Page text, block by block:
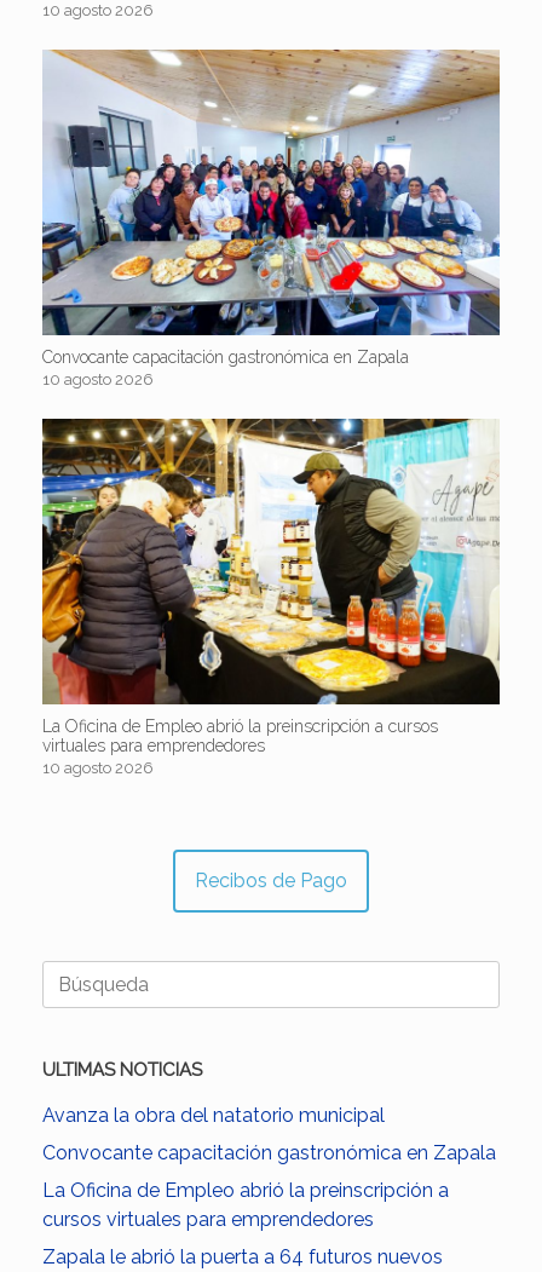
10 agosto 2026
Convocante capacitación gastronómica en Zapala
10 agosto 2026
La Oficina de Empleo abrió la preinscripción a cursos
virtuales para emprendedores
10 agosto 2026
Recibos de Pago
Buscar:
ULTIMAS NOTICIAS
Avanza la obra del natatorio municipal
Convocante capacitación gastronómica en Zapala
La Oficina de Empleo abrió la preinscripción a
cursos virtuales para emprendedores
Zapala le abrió la puerta a 64 futuros nuevos